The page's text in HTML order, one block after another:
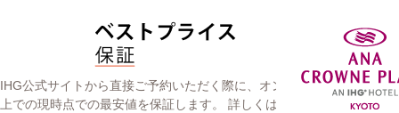
IHG公式サイトから直接ご予約いただく際に、オンライン
上での現時点での最安値を保証します。 詳しくはこちらを